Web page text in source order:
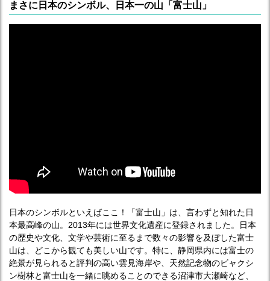
まさに日本のシンボル、日本一の山「富士山」
日本のシンボルといえばここ！「富士山」は、言わずと知れた日
本最高峰の山。2013年には世界文化遺産に登録されました。日本
の歴史や文化、文学や芸術に至るまで数々の影響を及ぼした富士
山は、どこから観ても美しい山です。特に、静岡県内には富士の
絶景が見られると評判の高い雲見海岸や、天然記念物のビャクシ
ン樹林と富士山を一緒に眺めることのできる沼津市大瀬崎など、